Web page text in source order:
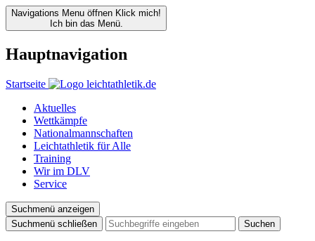
Navigations Menu öffnen Klick mich!
Ich bin das Menü.
Hauptnavigation
Startseite
Aktuelles
Wettkämpfe
Nationalmannschaften
Leichtathletik für Alle
Training
Wir im DLV
Service
Suchmenü anzeigen
Suchmenü schließen
Suchen